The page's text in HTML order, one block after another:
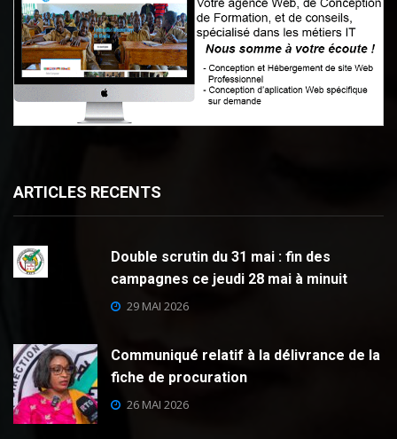
ARTICLES RECENTS
Double scrutin du 31 mai : fin des
campagnes ce jeudi 28 mai à minuit
29 MAI 2026
Communiqué relatif à la délivrance de la
fiche de procuration
26 MAI 2026